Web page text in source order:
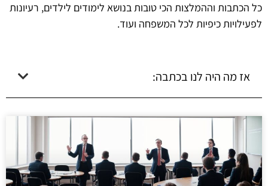
כל הכתבות וההמלצות הכי טובות בנושא לימודים לילדים, רעיונות
לפעילויות כיפיות לכל המשפחה ועוד.
אז מה היה לנו בכתבה: